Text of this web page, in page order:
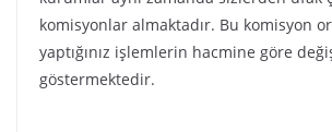
komisyonlar almaktadır. Bu komisyon
yaptığınız işlemlerin hacmine göre
göstermektedir.